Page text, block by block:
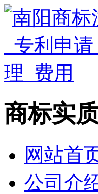
商标实
网站首
公司介